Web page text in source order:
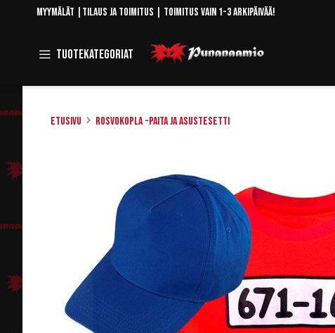
Skip
Myymälät Tilaus ja toimitus | Toimitus vain 1-3 arkipäivää!
Tuotekategoriat Toggle
Navigation
Etusivu Rosvokopla -paita ja asustesetti